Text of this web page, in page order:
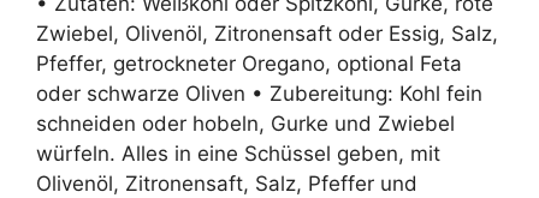
Zwiebel, Olivenöl, Zitronensaft oder Essig, Salz,
Pfeffer, getrockneter Oregano, optional Feta
oder schwarze Oliven • Zubereitung: Kohl fein
schneiden oder hobeln, Gurke und Zwiebel
würfeln. Alles in eine Schüssel geben, mit
Olivenöl, Zitronensaft, Salz, Pfeffer und